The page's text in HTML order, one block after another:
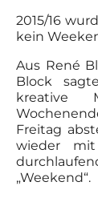
2015/16
kein
Aus René
Block
kreative
Freitag
wieder
„Weekend“.